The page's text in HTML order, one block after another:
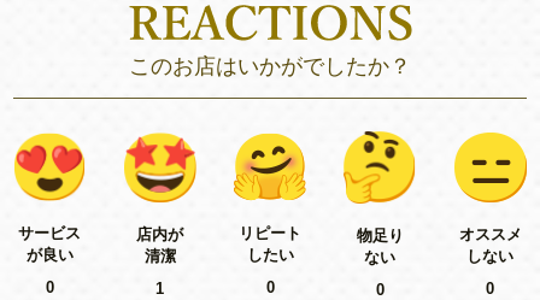
このお店はいかがでしたか？
サービス
が良い
0
店内が
清潔
1
リピート
したい
0
物足り
ない
0
オススメ
しない
0